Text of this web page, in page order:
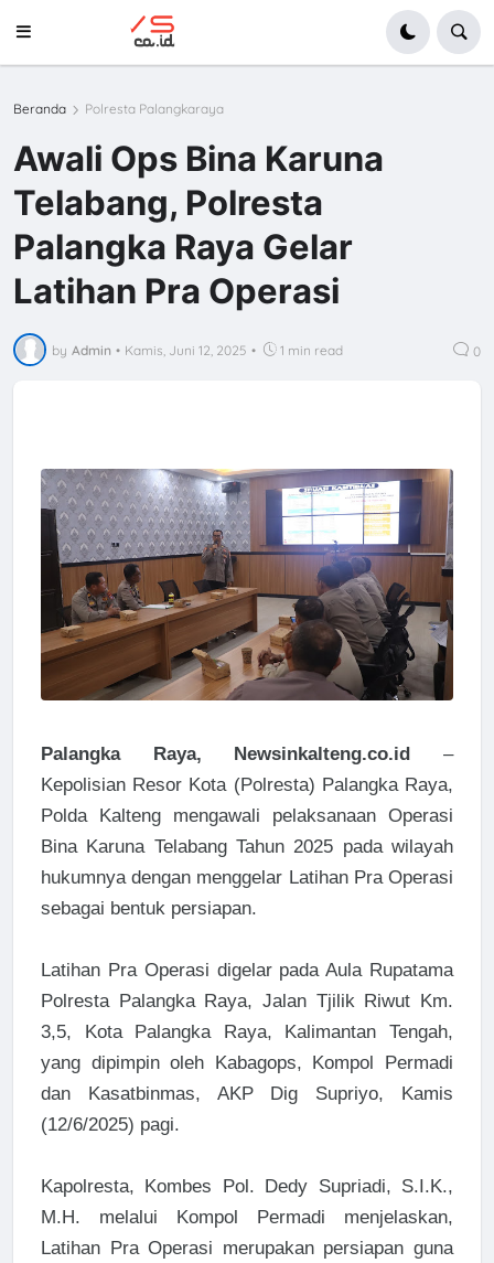
Beranda Polresta Palangkaraya
Awali Ops Bina Karuna
Telabang, Polresta
Palangka Raya Gelar
Latihan Pra Operasi
by Admin • Kamis, Juni 12, 2025 • 1 min read 0
Palangka Raya, Newsinkalteng.co.id–
Kepolisian Resor Kota (Polresta) Palangka Raya,
Polda Kalteng mengawali pelaksanaan Operasi
Bina Karuna Telabang Tahun 2025 pada wilayah
hukumnya dengan menggelar Latihan Pra Operasi
sebagai bentuk persiapan.
Latihan Pra Operasi digelar pada Aula Rupatama
Polresta Palangka Raya, Jalan Tjilik Riwut Km.
3,5, Kota Palangka Raya, Kalimantan Tengah,
yang dipimpin oleh Kabagops, Kompol Permadi
dan Kasatbinmas, AKP Dig Supriyo, Kamis
(12/6/2025) pagi.
Kapolresta, Kombes Pol. Dedy Supriadi, S.I.K.,
M.H. melalui Kompol Permadi menjelaskan,
Latihan Pra Operasi merupakan persiapan guna